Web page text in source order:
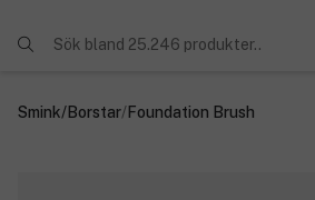
Sök bland 25.246 produkter..
Smink/Borstar/Foundation Brush